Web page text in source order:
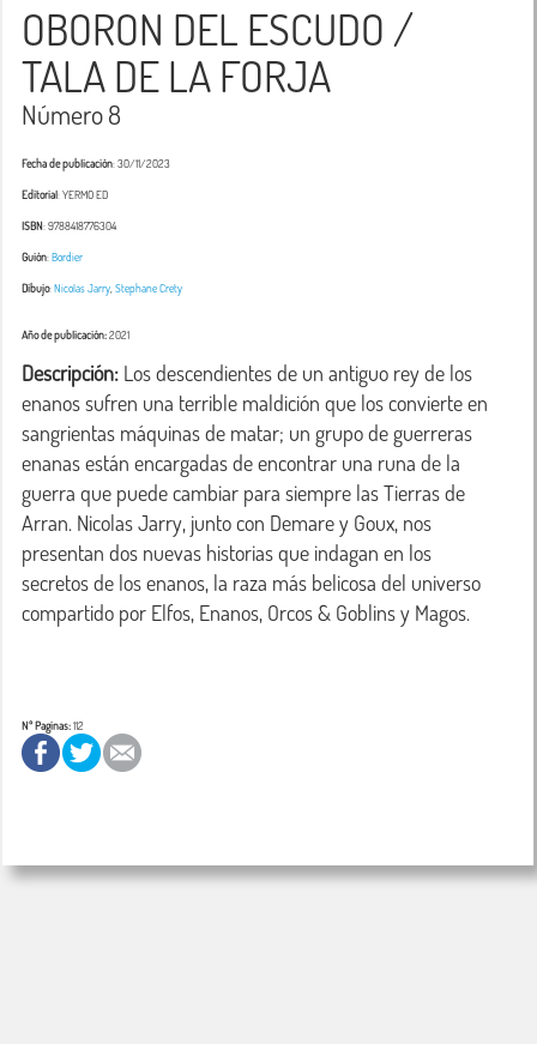
OBORON DEL ESCUDO /
TALA DE LA FORJA
Número 8
Fecha de publicación: 30/11/2023
Editorial: YERMO ED
ISBN: 9788418776304
Guión:Bordier
Dibujo:Nicolas Jarry Stephane Crety
Año de publicación:2021
Descripción: Los descendientes de un antiguo rey de los
enanos sufren una terrible maldición que los convierte en
sangrientas máquinas de matar; un grupo de guerreras
enanas están encargadas de encontrar una runa de la
guerra que puede cambiar para siempre las Tierras de
Arran. Nicolas Jarry, junto con Demare y Goux, nos
presentan dos nuevas historias que indagan en los
secretos de los enanos, la raza más belicosa del universo
compartido por Elfos, Enanos, Orcos & Goblins y Magos.
Nº Paginas:112